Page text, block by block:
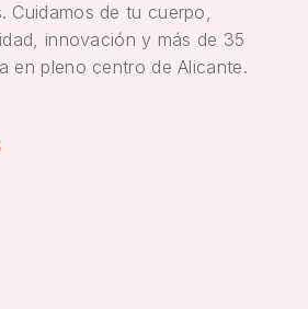
Cuidamos de tu cuerpo,
innovación y más de 35
en pleno centro de Alicante.